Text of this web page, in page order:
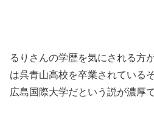
るりさんの学歴を気にされる方
は呉青山高校を卒業されている
広島国際大学だという説が濃厚